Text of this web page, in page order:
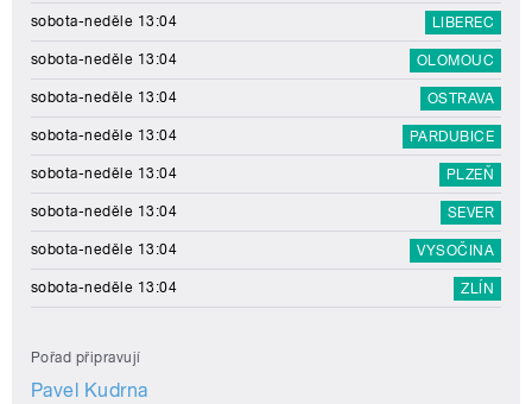
sobota-neděle 13:04 LIBEREC
sobota-neděle 13:04 OLOMOUC
sobota-neděle 13:04 OSTRAVA
sobota-neděle 13:04 PARDUBICE
sobota-neděle 13:04 PLZEŇ
sobota-neděle 13:04 SEVER
sobota-neděle 13:04 VYSOČINA
sobota-neděle 13:04 ZLÍN
Pořad připravují
Pavel Kudrna